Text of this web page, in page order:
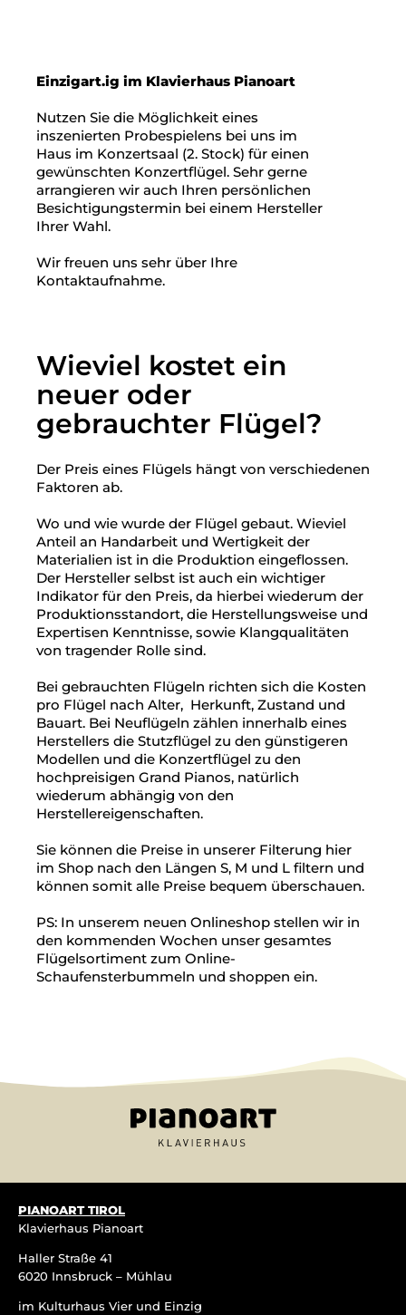
Einzigart.ig im Klavierhaus Pianoart
Nutzen Sie die Möglichkeit eines
inszenierten Probespielens bei uns im
Haus im Konzertsaal (2. Stock) für einen
gewünschten Konzertflügel. Sehr gerne
arrangieren wir auch Ihren persönlichen
Besichtigungstermin bei einem Hersteller
Ihrer Wahl.
Wir freuen uns sehr über Ihre
Kontaktaufnahme.
Wieviel kostet ein
neuer oder
gebrauchter Flügel?
Der Preis eines Flügels hängt von verschiedenen
Faktoren ab.
Wo und wie wurde der Flügel gebaut. Wieviel
Anteil an Handarbeit und Wertigkeit der
Materialien ist in die Produktion eingeflossen.
Der Hersteller selbst ist auch ein wichtiger
Indikator für den Preis, da hierbei wiederum der
Produktionsstandort, die Herstellungsweise und
Expertisen Kenntnisse, sowie Klangqualitäten
von tragender Rolle sind.
Bei gebrauchten Flügeln richten sich die Kosten
pro Flügel nach Alter, Herkunft, Zustand und
Bauart. Bei Neuflügeln zählen innerhalb eines
Herstellers die Stutzflügel zu den günstigeren
Modellen und die Konzertflügel zu den
hochpreisigen Grand Pianos, natürlich
wiederum abhängig von den
Herstellereigenschaften.
Sie können die Preise in unserer Filterung hier
im Shop nach den Längen S, M und L filtern und
können somit alle Preise bequem überschauen.
PS: In unserem neuen Onlineshop stellen wir in
den kommenden Wochen unser gesamtes
Flügelsortiment zum Online-
Schaufensterbummeln und shoppen ein.
PIANOART TIROL
Klavierhaus Pianoart
Haller Straße 41
6020 Innsbruck – Mühlau
im Kulturhaus Vier und Einzig